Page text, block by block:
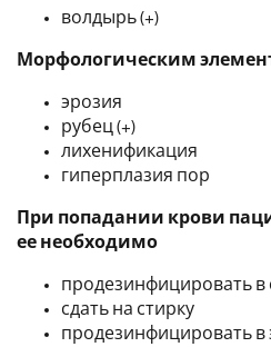
волдырь (+)
Морфологическим
эрозия
рубец (+)
лихенификация
гиперплазия пор
При попадании крови
ее необходимо
продезинфицировать
сдать на стирку
продезинфицировать